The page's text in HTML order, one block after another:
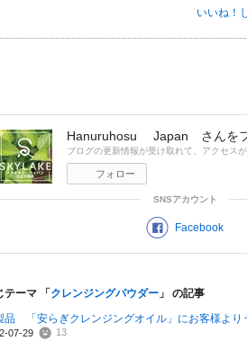
いいね！
Hanuruhosu Japan さんを
ブログの更新情報が受け取れて、アクセス
フォロー
SNSアカウント
Facebook
テーマ 「 クレンジングパウダー 」 の記事
07-29 13